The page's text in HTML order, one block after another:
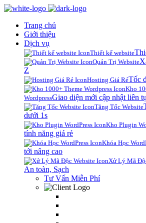
Trang chủ
Giới thiệu
Dịch vụ
Thiết kế website
Quản Trị Website
Z
Hosting Giá RẻTốc
Kho
WordpressGiao diện mới cập nhật liên
Tăng Tốc Website
dưới 1s
Kho Plugin
tính năng giá rẻ
Khóa Học
tới nâng cao
Xử Lý Mã
An toàn, Sạch
Tư Vấn Miễn Phí